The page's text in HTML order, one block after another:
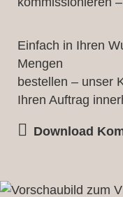
Einfach in Ihren
Mengen
bestellen – unser
Ihren Auftrag
Download